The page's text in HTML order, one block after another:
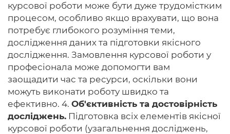
курсової роботи може бути дуже трудомістким
процесом, особливо якщо врахувати, що вона
потребує глибокого розуміння теми,
дослідження даних та підготовки якісного
дослідження. Замовлення курсової роботи у
професіонала може допомогти вам
заощадити час та ресурси, оскільки вони
можуть виконати роботу швидко та
ефективно. 4. Об'єктивність та достовірність
досліджень. Підготовка всіх елементів якісної
курсової роботи (узагальнення досліджень,